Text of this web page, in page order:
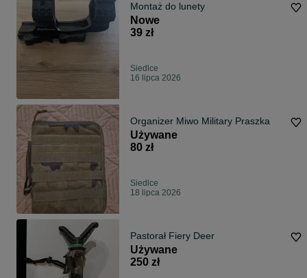
Montaż do lunety
Nowe
39 zł
Siedlce
16 lipca 2026
Organizer Miwo Military Praszka
Używane
80 zł
Siedlce
18 lipca 2026
Pastorał Fiery Deer
Używane
250 zł